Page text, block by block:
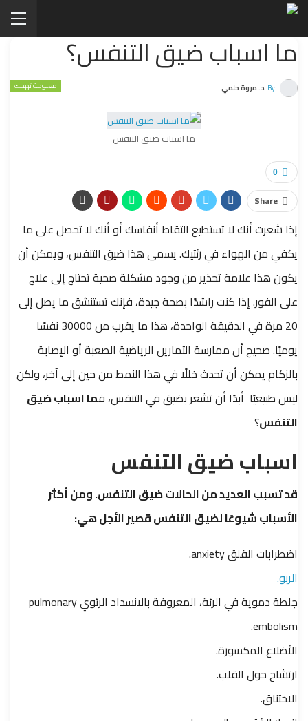
ما اسباب ضيق التنفس؟
معلومة تهمك By د. مروة حلمي
ما اسباب ضيق التنفس
0
Share
إذا شعرت أنك لا تستطيع التقاط أنفاسك أو أنك لا تحصل على ما
يكفي من الهواء في رئتيك. يسمى هذا ضيق التنفس، ويمكن أن
يكون هذا علامة تحذير من وجود مشكلة صحية تحتاج إلى علاج
على الفور. إذا كنت راشدًا بصحة جيدة، فإنك تستنشق ما يصل إلى
20 مرة في الدقيقة الواحدة، هذا ما يقرب من 30000 نفسًا
يوميًا. صحيح أن ممارسة التمارين الرياضية الصعبة أو الإصابة
بالزكام يمكن أن تحدث خللًا في هذا النمط من حين إلى آخر، ولكن
ليس طبيعيًا أبدًا أن تشعر بضيق في التنفس، فما اسباب ضيق
التنفس؟
اسباب ضيق التنفس
قد تسبب العديد من الحالات ضيق التنفس. ومن أكثر
الأسباب شيوعًا لضيق التنفس قصير الأجل هي:
اضطرابات القلق anxiety.
الربو.
جلطة دموية في الرئة، المعروفة بالانسداد الرئوي pulmonary
embolism.
الأضلاع المكسورة.
ارتشاح حول القلب.
الاختناق.